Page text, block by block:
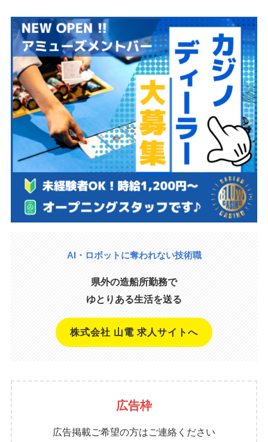
AI・ロボットに奪われない技術職
県外の造船所勤務で
ゆとりある生活を送る
株式会社 山電 求人サイトへ
広告枠
広告掲載ご希望の方はご連絡ください